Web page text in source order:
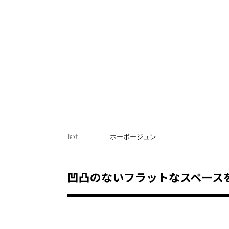
Text ホーボージュン
凹凸のないフラットなスペース